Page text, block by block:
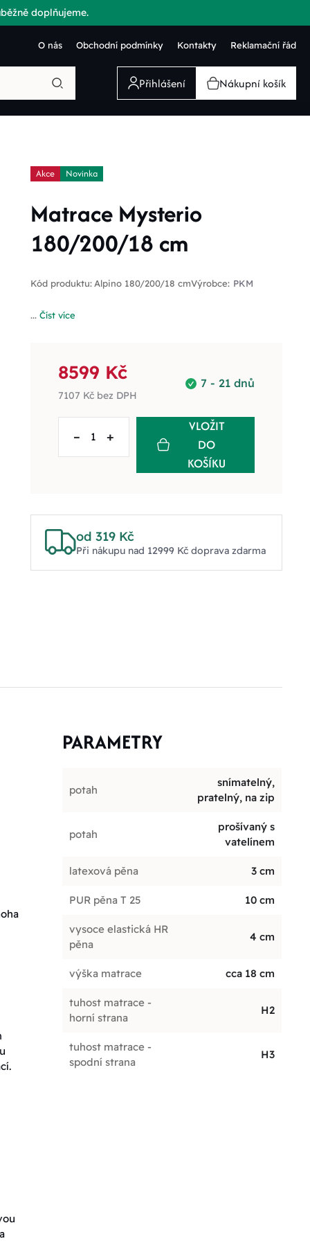
doplňujeme.
O nás Obchodní podmínky Kontakty Reklamační řád
Přihlášení Nákupní košík
Akce Novinka
Matrace Mysterio
180/200/18 cm
Kód produktu: Alpino 180/200/18 cmVýrobce: PKM
... Číst více
7 - 21 dnů
8599 Kč
7107 Kčbez DPH
– +
VLOŽIT
DO
KOŠÍKU
od 319 Kč
Při nákupu nad 12999 Kč doprava zdarma
PARAMETRY
potah
snímatelný,
pratelný, na zip
potah
prošívaný s
vatelínem
latexová pěna 3 cm
PUR pěna T 25 10 cm
vysoce elastická HR
pěna
4 cm
výška matrace cca 18 cm
tuhost matrace -
horní strana
H2
tuhost matrace -
spodní strana
H3